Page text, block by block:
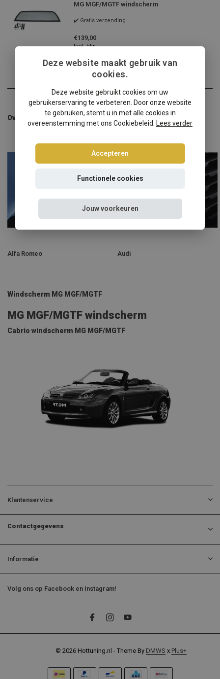
MG MGF/MGTF windscherm
✔️ Gratis verzending ...
€139,00
Incl. btw
Overige categorieën in Auto windschermen
Alfa Romeo Audi
Windscherm MG MGF/MGTF
MG MGF/MGTF windscherm
Cabrio windscherm MG MGF/MGTF
Klantenservice
Contactgegevens
Informatie
Volg ons op Facebook en Instagram!
© 2026 Hottuning.nl - Theme By DMWS x Plus+
Deze website maakt gebruik van
cookies.
Deze website gebruikt cookies om uw
gebruikerservaring te verbeteren. Door onze website
te gebruiken, stemt u in met alle cookies in
overeenstemming met ons Cookiebeleid. Lees verder
Accepteren
Functionele cookies
Jouw voorkeuren